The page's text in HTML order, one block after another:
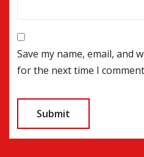
Save my name, email, and
for the next time I